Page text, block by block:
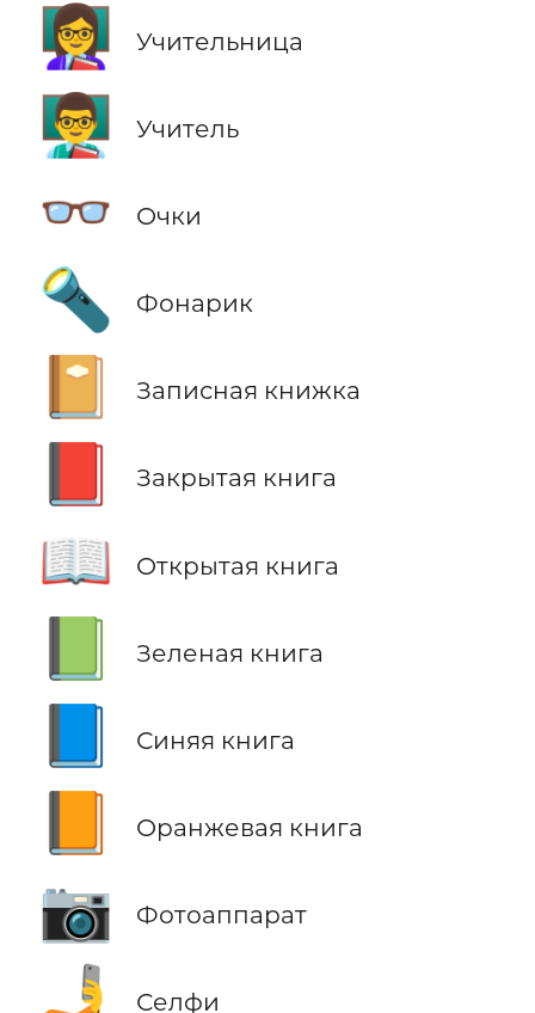
👩‍🏫 Учительница
👨‍🏫 Учитель
👓 Очки
🔦 Фонарик
📔 Записная книжка
Закрытая книга
📖 Открытая книга
Зеленая книга
Синяя книга
Оранжевая книга
📷 Фотоаппарат
🤳 Селфи